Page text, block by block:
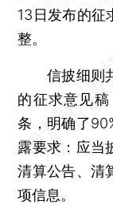
13日发布的征
整。
信披细则共
的征求意见
条，明确了
露要求：应当
清算公告、清
项信息。